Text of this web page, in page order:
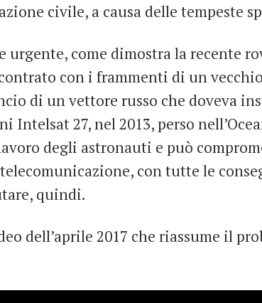
civile, a causa delle tempeste
urgente, come dimostra la recente
con i frammenti di un
di un vettore russo che doveva
Intelsat 27, nel 2013, perso
degli astronauti e può
con tutte le
quindi.
dell’aprile 2017 che riassume il